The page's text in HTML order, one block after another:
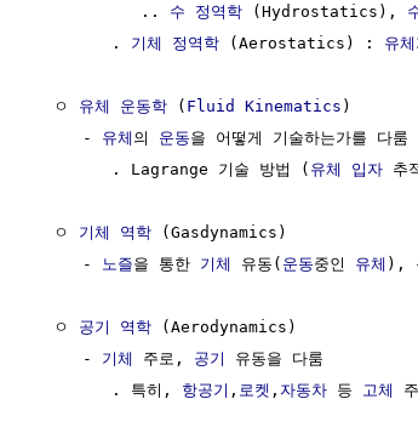
           ..
수 정역학 (Hydrostatics),
        .
기체 정역학 (Aerostatics) : 유체
  ㅇ
유체 운동학 ( Fluid Kinematics )
     -
유체 의 운동을 어떻게 기술하는가를 다룸
        . Lagrange 기술 방법 (
유체 입자 추
  ㅇ
기체 역학 (Gasdynamics)
     -
노즐을 통한 기체 유동( 운동중인 유체 ),
  ㅇ
공기 역학 (Aerodynamics)
     -
기체 주로, 공기
유동을 다룸
        . 특히,
항공기 , 로켓 , 자동차 등 고체